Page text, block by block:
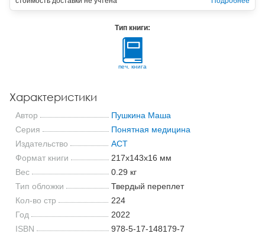
Тип книги:
печ. книга
Характеристики
Автор
Пушкина Маша
Серия
Понятная медицина
Издательство
АСТ
Формат книги
217x143x16 мм
Вес
0.29 кг
Тип обложки
Твердый переплет
Кол-во стр
224
Год
2022
ISBN
978-5-17-148179-7